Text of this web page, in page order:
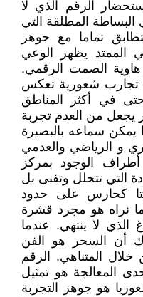
الرقم الذي لا
المطلقة التي
تماما مع جوهر
الممتد يظهر الوعي
الصمت الرقمي.
تجارب شعورية تعكس
في أكثر المناطق
يجعل من العدم تجربة
سماعه بالبصيرة
و الرياضي والعدمي
الوجود بمركز
التي تتحلل وتفنى بل
كحارس على حدود
ما نراه هو مجرد قشرة
لا ينتهي. عندما
أن السحر هو الفن
خلال المتناهي. الرقم
المعالجة هو تمثيل
هو جوهر التجربة